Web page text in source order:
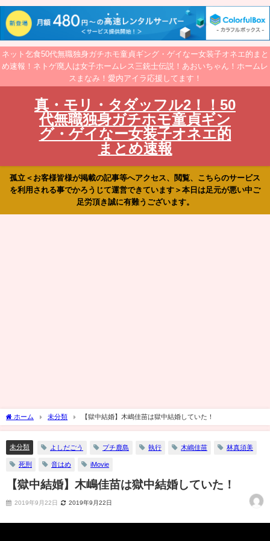
ネット乞食50代無職独身ガチホモ童貞ギング・ゲイなー女装子オネエ的まと
め速報！ネトゲ廃人は女子ホームレス三銃士伝説！あおいちゃん！ホームレ
スまなみ！愛内アイラ応援してます！
真・モリ・タダッフル2！！50
代無職独身ガチホモ童貞ギン
グ・ゲイなー女装子オネエ的
まとめ速報
孤立＜お客様皆様が掲載の記事等へアクセス、閲覧、こちらのサービス
を利用される事でかろうじて運営できています＞本日は足元が悪い中ご
足労頂き誠に有難うございます。
ホーム 未分類 【獄中結婚】木嶋佳苗は獄中結婚していた！
未分類 よしだごう プチ鹿島 執行 木嶋佳苗 林真須美
死刑 音はめ iMovie
【獄中結婚】木嶋佳苗は獄中結婚していた！
2019年9月22日 2019年9月22日